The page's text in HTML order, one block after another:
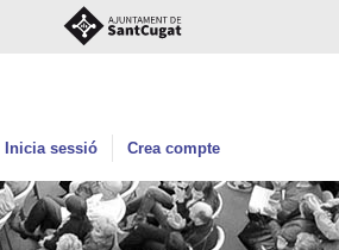
Inicia sessió Crea compte